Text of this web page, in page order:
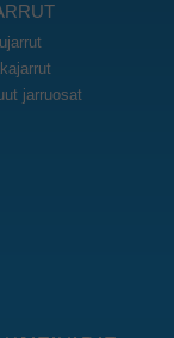
jarruosat